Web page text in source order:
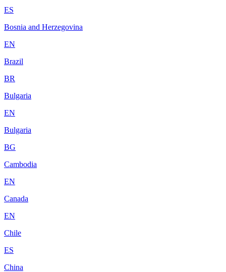
ES
Bosnia and Herzegovina
EN
Brazil
BR
Bulgaria
EN
Bulgaria
BG
Cambodia
EN
Canada
EN
Chile
ES
China